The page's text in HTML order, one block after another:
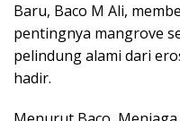
Baru, Baco M Ali,
pentingnya mangrove
pelindung alami dari
hadir.